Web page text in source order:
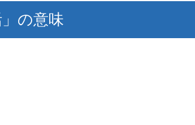
」の意味